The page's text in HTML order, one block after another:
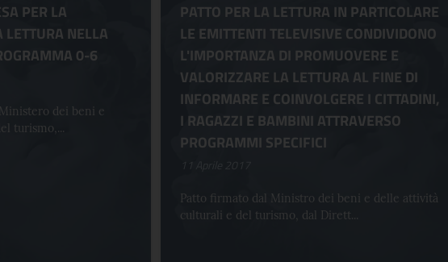
PER LA
LETTURA NELLA
0-6
dei beni e
turismo,...
PATTO PER LA LETTURA IN PARTICOLARE
LE EMITTENTI TELEVISIVE CONDIVIDONO
L'IMPORTANZA DI PROMUOVERE E
VALORIZZARE LA LETTURA AL FINE DI
INFORMARE E COINVOLGERE I CITTADINI,
I RAGAZZI E BAMBINI ATTRAVERSO
PROGRAMMI SPECIFICI
11 Aprile 2017
Patto firmato dal Ministro dei beni e delle attività
culturali e del turismo, dal Dirett...